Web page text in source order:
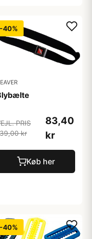
-40%
PRIS
kr
83,40
kr
Køb her
-40%